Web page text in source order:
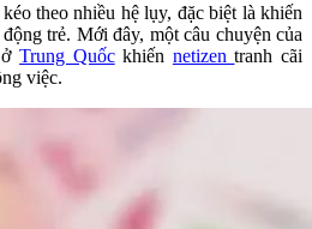
theo nhiều hệ lụy, đặc biệt là khiến
trẻ. Mới đây, một câu chuyện của
ởTrung Quốckhiến netizentranh cãi
việc.